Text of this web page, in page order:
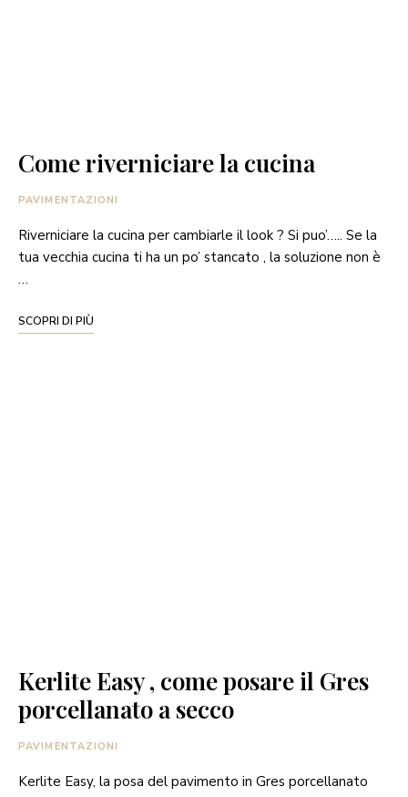
Come riverniciare la cucina
PAVIMENTAZIONI
Riverniciare la cucina per cambiarle il look ? Si puo’….. Se la
tua vecchia cucina ti ha un po’ stancato , la soluzione non è
…
SCOPRI DI PIÙ
Kerlite Easy , come posare il Gres
porcellanato a secco
PAVIMENTAZIONI
Kerlite Easy, la posa del pavimento in Gres porcellanato